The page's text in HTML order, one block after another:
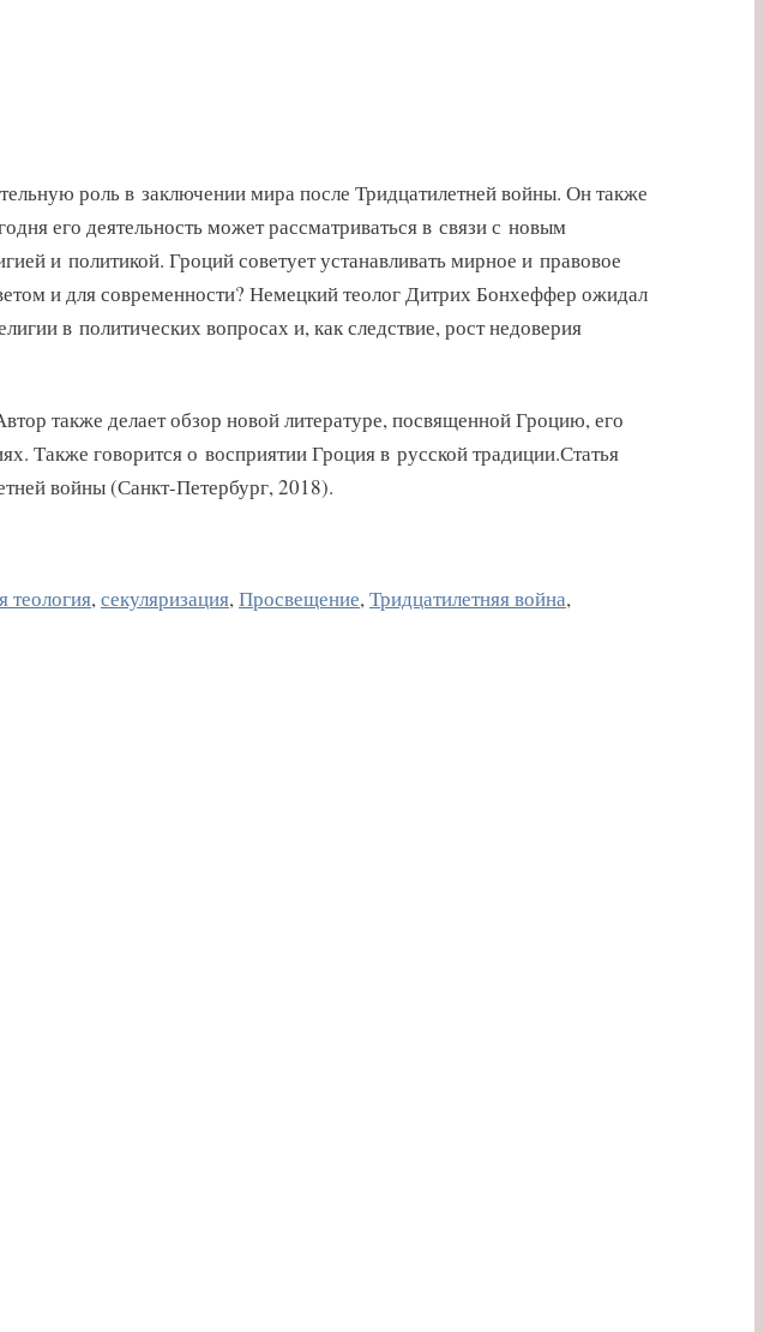
роль в заключении мира после Тридцатилетней войны. Он также
его деятельность может рассматриваться в связи с новым
и политикой. Гроций советует устанавливать мирное и правовое
и для современности? Немецкий теолог Дитрих Бонхеффер ожидал
в политических вопросах и, как следствие, рост недоверия
также делает обзор новой литературе, посвященной Гроцию, его
Также говорится о восприятии Гроция в русской традиции.Статья
войны (Санкт-Петербург, 2018).
теология,секуляризация,Просвещение,Тридцатилетняя война,